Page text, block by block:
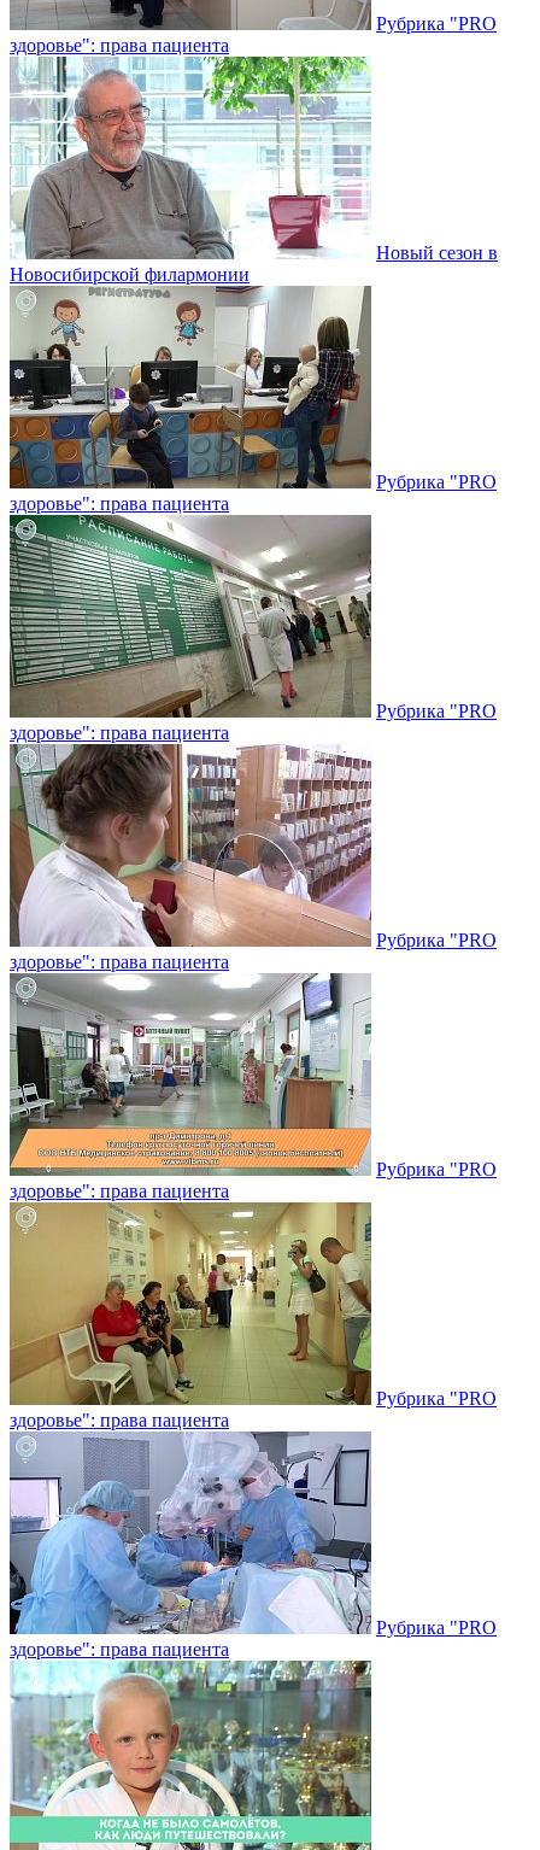
Рубрика "PRO
здоровье": права пациента
Новый сезон в
Новосибирской филармонии
Рубрика "PRO
здоровье": права пациента
Рубрика "PRO
здоровье": права пациента
Рубрика "PRO
здоровье": права пациента
Рубрика "PRO
здоровье": права пациента
Рубрика "PRO
здоровье": права пациента
Рубрика "PRO
здоровье": права пациента